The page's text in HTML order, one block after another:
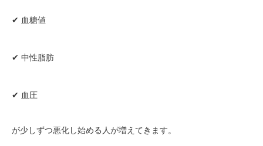
✔ 血糖値
✔ 中性脂肪
✔ 血圧
が少しずつ悪化し始める人が増えてきます。